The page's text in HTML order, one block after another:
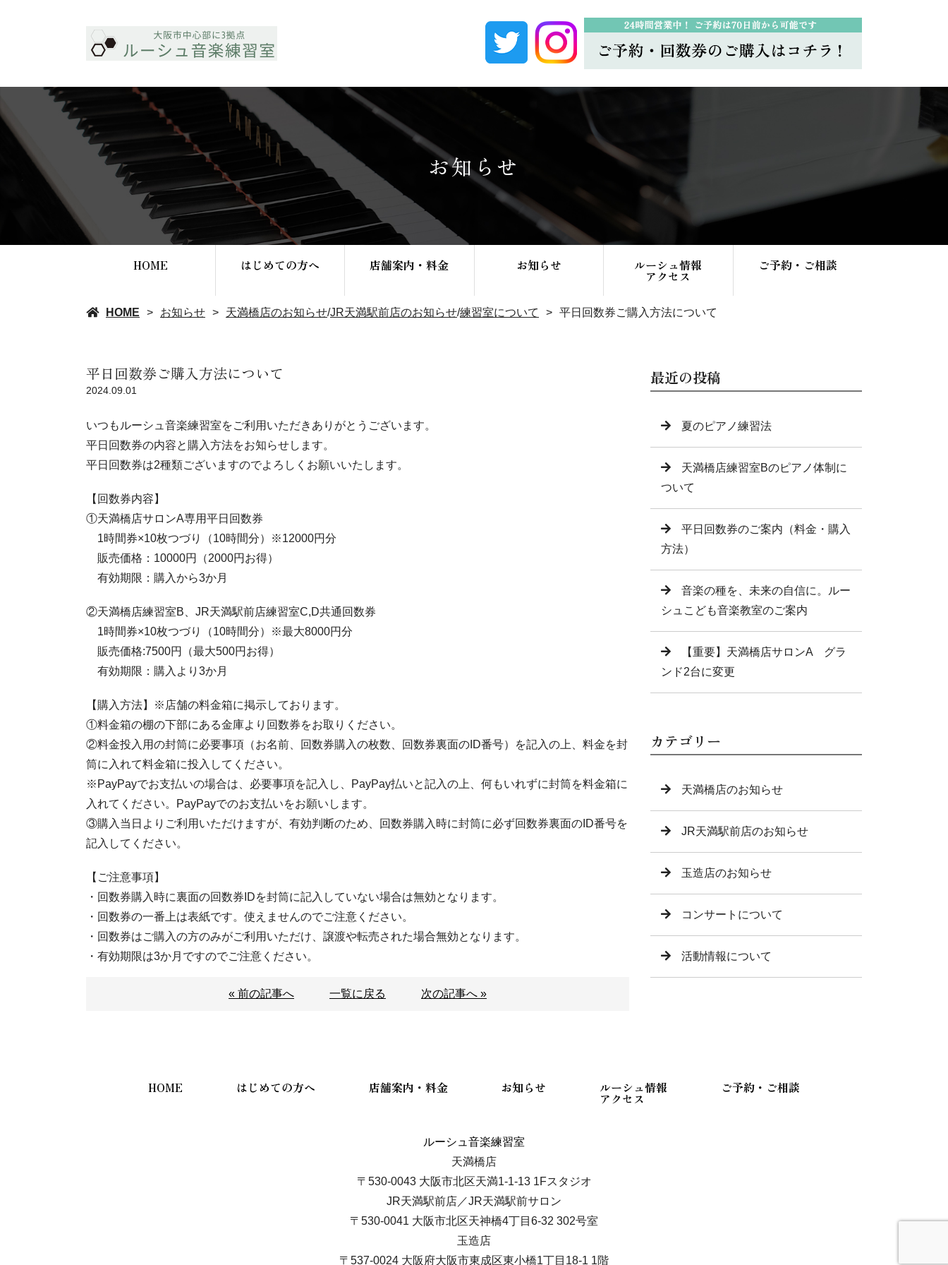
お知らせ
HOME はじめての方へ 店舗案内・料金 お知らせ ルーシュ情報
アクセス
ご予約・ご相談
HOME お知らせ 天満橋店のお知らせ/JR天満駅前店のお知らせ/練習室について 平日回数券ご購入方法について
平日回数券ご購入方法について
2024.09.01
いつもルーシュ音楽練習室をご利用いただきありがとうございます。
平日回数券の内容と購入方法をお知らせします。
平日回数券は2種類ございますのでよろしくお願いいたします。
【回数券内容】
①天満橋店サロンA専用平日回数券
1時間券×10枚つづり（10時間分）※12000円分
販売価格：10000円（2000円お得）
有効期限：購入から3か月
②天満橋店練習室B、JR天満駅前店練習室C,D共通回数券
1時間券×10枚つづり（10時間分）※最大8000円分
販売価格:7500円（最大500円お得）
有効期限：購入より3か月
【購入方法】※店舗の料金箱に掲示しております。
①料金箱の棚の下部にある金庫より回数券をお取りください。
②料金投入用の封筒に必要事項（お名前、回数券購入の枚数、回数券裏面のID番号）を記入の上、料金を封
筒に入れて料金箱に投入してください。
※PayPayでお支払いの場合は、必要事項を記入し、PayPay払いと記入の上、何もいれずに封筒を料金箱に
入れてください。PayPayでのお支払いをお願いします。
③購入当日よりご利用いただけますが、有効判断のため、回数券購入時に封筒に必ず回数券裏面のID番号を
記入してください。
【ご注意事項】
・回数券購入時に裏面の回数券IDを封筒に記入していない場合は無効となります。
・回数券の一番上は表紙です。使えませんのでご注意ください。
・回数券はご購入の方のみがご利用いただけ、譲渡や転売された場合無効となります。
・有効期限は3か月ですのでご注意ください。
« 前の記事へ 一覧に戻る 次の記事へ »
最近の投稿
夏のピアノ練習法
天満橋店練習室Bのピアノ体制に
ついて
平日回数券のご案内（料金・購入
方法）
音楽の種を、未来の自信に。ルー
シュこども音楽教室のご案内
【重要】天満橋店サロンA グラ
ンド2台に変更
カテゴリー
天満橋店のお知らせ
JR天満駅前店のお知らせ
玉造店のお知らせ
コンサートについて
活動情報について
HOME はじめての方へ 店舗案内・料金 お知らせ ルーシュ情報
アクセス
ご予約・ご相談
ルーシュ音楽練習室
天満橋店
〒530-0043 大阪市北区天満1-1-13 1Fスタジオ
JR天満駅前店／JR天満駅前サロン
〒530-0041 大阪市北区天神橋4丁目6-32 302号室
玉造店
〒537-0024 大阪府大阪市東成区東小橋1丁目18-1 1階